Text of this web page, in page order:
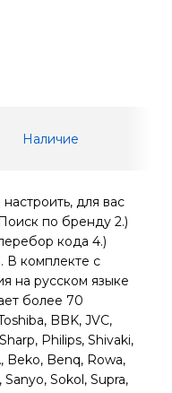
Наличие
для вас
по бренду 2.)
кода 4.)
В комплекте с
на русском языке
более 70
BBK, JVC,
Philips, Shivaki,
Beko, Benq, Rowa,
Sokol, Supra,